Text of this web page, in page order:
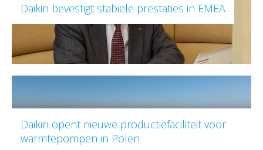
Daikin bevestigt stabiele prestaties in EMEA
Daikin opent nieuwe productiefaciliteit voor
warmtepompen in Polen